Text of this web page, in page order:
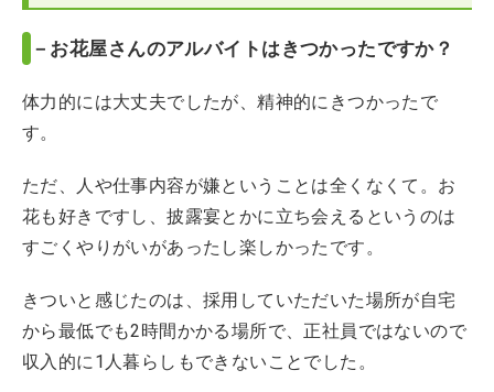
－お花屋さんのアルバイトはきつかったですか？
体力的には大丈夫でしたが、精神的にきつかったで
す。
ただ、人や仕事内容が嫌ということは全くなくて。お
花も好きですし、披露宴とかに立ち会えるというのは
すごくやりがいがあったし楽しかったです。
きついと感じたのは、採用していただいた場所が自宅
から最低でも2時間かかる場所で、正社員ではないので
収入的に1人暮らしもできないことでした。